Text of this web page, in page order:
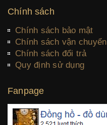
Chính sách
Chính sách bảo mật
Chính sách vận chuyển
Chính sách đổi trả
Quy định sử dụng
Fanpage